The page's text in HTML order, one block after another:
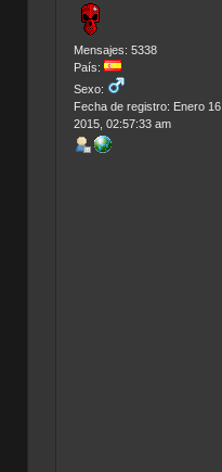
Mensajes: 5338
País:
Sexo:
Fecha de registro: Enero 16,
2015, 02:57:33 am